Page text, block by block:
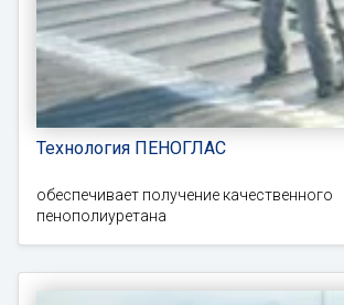
Технология ПЕНОГЛАС
обеспечивает получение качественного
пенополиуретана